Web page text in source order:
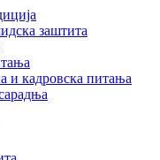
заштита
и кадровска питања